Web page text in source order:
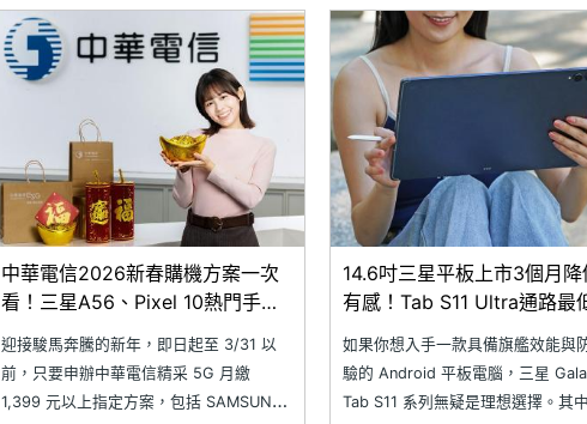
正是購買 Galaxy Tab S11
中華電信2026新春購機方案一次
看！三星A56、Pixel 10熱門手機
最低0元
迎接駿馬奔騰的新年，即日起至 3/31 以
前，只要申辦中華電信精采 5G 月繳
1,399 元以上指定方案，包括 SAMSUNG
14.6吋三星平板上市3個月降
有感！Tab S11 Ultra通路最
一次看(2025.12)
如果你想入手一款具備旗艦效能與
驗的 Android 平板電腦，三星
Tab S11 系列無疑是理想選擇。其中